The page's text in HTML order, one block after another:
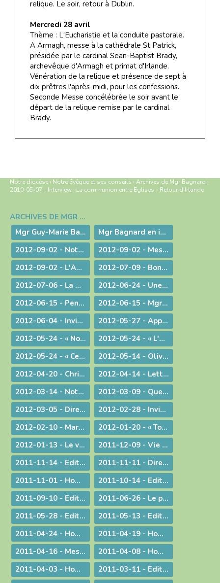
relique. Le soir, retour à Dublin.
Mercredi 28 avril
Thème : L'Eucharistie et la conduite pastorale.
A Armagh, messe à la cathédrale St Patrick,
présidée par le cardinal Sean-Baptist Brady,
archevêque d'Armagh et primat d'Irlande.
Vénération de la relique et présence de sept à
dix prêtres l'après-midi, pour les confessions.
Seconde Messe concélébrée le soir avant le
départ de la relique remise par le cardinal
Brady.
Notre diocèse › Notre Évêque et ses conseils ›Archives de Mgr Bagnard ›
2010-05-07 - Interview : La communion entre Eglises - Retour d'Irlande
Navigation
ARCHIVES DE MGR BAGNARD
Mgr Guy-Marie Bagnard, évêque émérite de Belley-Ars
Mgr Bagnard en images
2012-09-02 - Notre tâche est de faire entendre la voix d'une conscience droite !
2012-09-02 - Message d'au-revoir de Mgr Bagnard
2012-09-02 - L'Amour de l'Eglise !
2012-07-09 - Bonne Route !
2012-07-06 - La miséricorde et le ministère du prêtre
2012-06-24 - Une vie donnée pour le Christ
2012-06-15 - Pentecôte 2012 : La fête d'une famille aux nombreux enfants !
2012-06-15 - Mgr Pascal Roland, Évêque de Belley-Ars : Message de Mgr Guy Bagnard aux diocésains de Belley-Ars
2012-06-04 - Invitation à l'Assemblée Générale de l'Association Diocésaine
2012-05-27 - Appelés à vivre l'Aujourd'hui de Dieu !
2012-05-24 - « Nous voulons vivre, développer et transmettre ce message chrétien ! »
2012-05-24 - « L'Esprit-Saint vous sera donné en plénitude. »
2012-05-24 - « Ce n'est pas le fait d'être évêque qui m'a rendu heureux, c'est le fait d'avoir donné ma vie »
2012-05-14 - Olivier de Coat, nouveau Directeur diocésain de l'Enseignement Catholique
2012-04-20 - Christ est ressuscité !
2012-04-14 - Lettre aux prêtres du diocèse
2012-03-14 - Note complémentaire à propos des élections
2012-03-09 - Quelle vision de l'homme ?
2012-03-05 - Directives diocésaines sur les intentions et offrandes de Messes
2012-02-28 - Invitation à la journée du sacerdoce et à la Messe Chrismale
2012-02-10 - Marcher pour la Vie
2012-01-20 - « Tous, nous serons transformés par la Victoire de notre Seigneur Jésus Christ. »
2012-01-13 - Le visage humain de Dieu
2011-12-09 - Vie privée ?
2011-11-14 - Edito : Mgr Bagnard revient sur le cinquantenaire de Vatican II
2011-11-11 - Dire et ne pas faire
2011-11-01 - Homélie pour la Toussaint
2011-10-14 - Edito : Vive la fa­mille !
2011-09-10 - Edito : Som­mes-nous prêts à assu­mer no­tre dif­fé­rence chré­tienne ?
2011-06-26 - Le prêtre et le mystère eucharistique
2011-05-28 - Edito : Que votre lumière brille aux yeux des hommes !
2011-05-13 - Edito : Mettre au monde des saints !
2011-04-24 - Homélie pour le Jour de Pâques
2011-04-19 - Homélie pour la Messe Chrismale
2011-04-16 - Message au sujet de l'Exposition "Je croix aux miracles" tenue en Avignon
2011-04-08 - Homélie : Itinéraire d'une rencontre avec Jésus
2011-04-03 - Homélie : Nous sommes tous des catéchumènes !
2011-03-11 - Edito : La vogue du prêt-à-porter